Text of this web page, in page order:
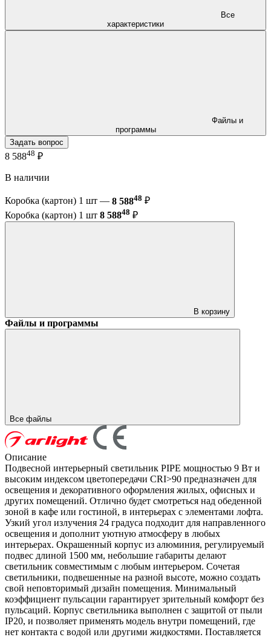
характеристики
программы
Задать вопрос
8 58848 ₽
В наличии
Коробка (картон) 1 шт — 8 58848 ₽
Коробка (картон) 1 шт 8 58848 ₽
В корзину
Файлы и программы
Все файлы
Описание
Подвесной интерьерный светильник PIPE мощностью 9 Вт и
высоким индексом цветопередачи CRI>90 предназначен для
освещения и декоративного оформления жилых, офисных и
других помещений. Отлично будет смотреться над обеденной
зоной в кафе или гостиной, в интерьерах с элементами лофта.
Узкий угол излучения 24 градуса подходит для направленного
освещения и дополнит уютную атмосферу в любых
интерьерах. Окрашенный корпус из алюминия, регулируемый
подвес длиной 1500 мм, небольшие габариты делают
светильник совместимым с любым интерьером. Сочетая
светильники, подвешенные на разной высоте, можно создать
свой неповторимый дизайн помещения. Минимальный
коэффициент пульсации гарантирует зрительный комфорт без
пульсаций. Корпус светильника выполнен с защитой от пыли
IP20, и позволяет применять модель внутри помещений, где
нет контакта с водой или другими жидкостями. Поставляется